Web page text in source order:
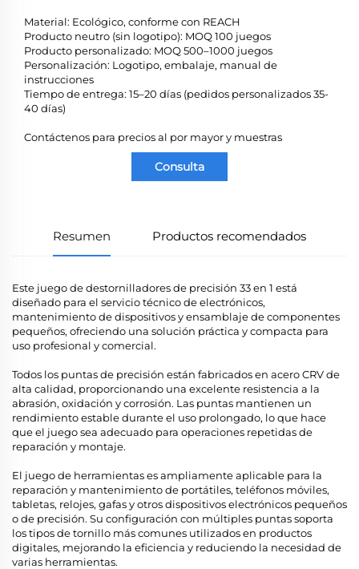
Material: Ecológico, conforme con REACH
Producto neutro (sin logotipo): MOQ 100 juegos
Producto personalizado: MOQ 500–1000 juegos
Personalización: Logotipo, embalaje, manual de
instrucciones
Tiempo de entrega: 15–20 días (pedidos personalizados 35-
40 días)
Contáctenos para precios al por mayor y muestras
Consulta
Resumen Productos recomendados
Este juego de destornilladores de precisión 33 en 1 está
diseñado para el servicio técnico de electrónicos,
mantenimiento de dispositivos y ensamblaje de componentes
pequeños, ofreciendo una solución práctica y compacta para
uso profesional y comercial.
Todos los puntas de precisión están fabricados en acero CRV de
alta calidad, proporcionando una excelente resistencia a la
abrasión, oxidación y corrosión. Las puntas mantienen un
rendimiento estable durante el uso prolongado, lo que hace
que el juego sea adecuado para operaciones repetidas de
reparación y montaje.
El juego de herramientas es ampliamente aplicable para la
reparación y mantenimiento de portátiles, teléfonos móviles,
tabletas, relojes, gafas y otros dispositivos electrónicos pequeños
o de precisión. Su configuración con múltiples puntas soporta
los tipos de tornillo más comunes utilizados en productos
digitales, mejorando la eficiencia y reduciendo la necesidad de
varias herramientas.